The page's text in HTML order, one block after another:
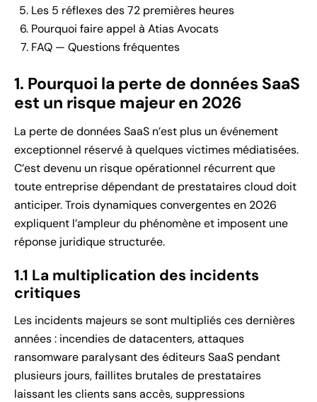
Les 5 réflexes des 72 premières heures
Pourquoi faire appel à Atias Avocats
FAQ — Questions fréquentes
1. Pourquoi la perte de données SaaS
est un risque majeur en 2026
La perte de données SaaS n’est plus un événement
exceptionnel réservé à quelques victimes médiatisées.
C’est devenu un risque opérationnel récurrent que
toute entreprise dépendant de prestataires cloud doit
anticiper. Trois dynamiques convergentes en 2026
expliquent l’ampleur du phénomène et imposent une
réponse juridique structurée.
1.1 La multiplication des incidents
critiques
Les incidents majeurs se sont multipliés ces dernières
années : incendies de datacenters, attaques
ransomware paralysant des éditeurs SaaS pendant
plusieurs jours, faillites brutales de prestataires
laissant les clients sans accès, suppressions